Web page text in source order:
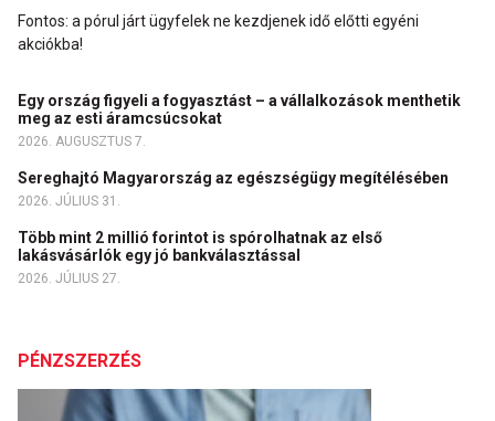
Fontos: a pórul járt ügyfelek ne kezdjenek idő előtti egyéni
akciókba!
Egy ország figyeli a fogyasztást – a vállalkozások menthetik
meg az esti áramcsúcsokat
2026. AUGUSZTUS 7.
Sereghajtó Magyarország az egészségügy megítélésében
2026. JÚLIUS 31.
Több mint 2 millió forintot is spórolhatnak az első
lakásvásárlók egy jó bankválasztással
2026. JÚLIUS 27.
PÉNZSZERZÉS